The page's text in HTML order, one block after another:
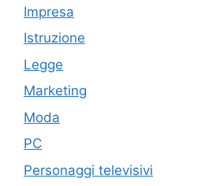
Impresa
Istruzione
Legge
Marketing
Moda
PC
Personaggi televisivi